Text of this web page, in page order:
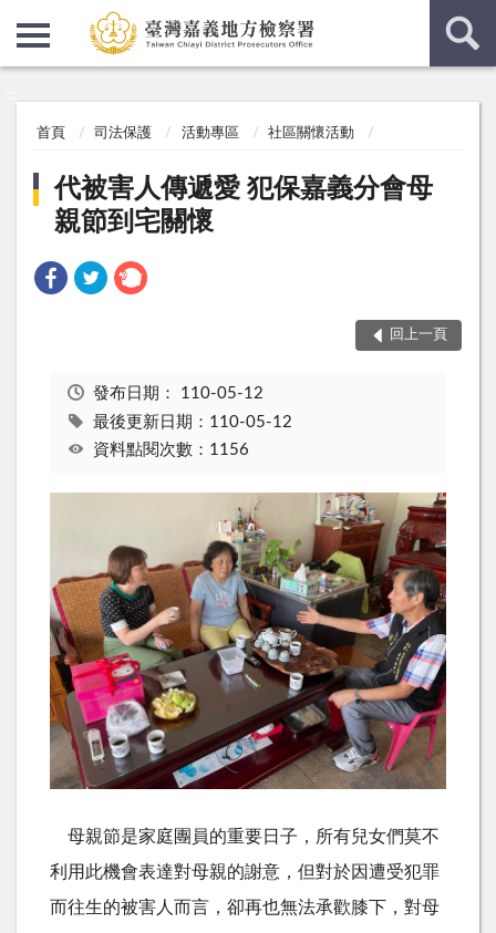
首頁 司法保護 活動專區 社區關懷活動
代被害人傳遞愛 犯保嘉義分會母
親節到宅關懷
回上一頁
發布日期： 110-05-12
最後更新日期：110-05-12
資料點閱次數：1156
母親節是家庭團員的重要日子，所有兒女們莫不
利用此機會表達對母親的謝意，但對於因遭受犯罪
而往生的被害人而言，卻再也無法承歡膝下，對母